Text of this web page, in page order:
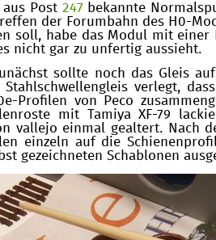
aus Post 247 bekannte
der Forumbahn des H0-
soll, habe das Modul mit einer
nicht gar zu unfertig aussieht.
sollte noch das Gleis
verlegt,
Profilen von Peco
mit Tamiya XF-79
vallejo einmal gealtert. Nach
einzeln auf die
gezeichneten Schablonen